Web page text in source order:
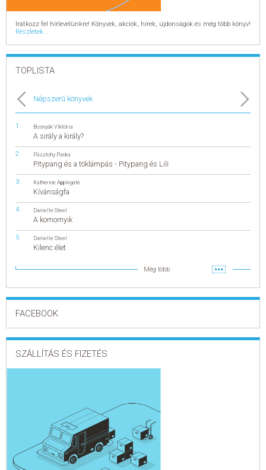
Iratkozz fel hírlevelünkre! Könyvek, akciók, hírek, újdonságok és még több könyv!
Részletek...
TOPLISTA
Népszerű könyvek
Bosnyák Viktória
A sirály a király?
Pásztohy Panka
Pitypang és a töklámpás - Pitypang és Lili
Katherine Applegate
Kívánságfa
Danielle Steel
A komornyik
Danielle Steel
Kilenc élet
Még több
FACEBOOK
SZÁLLÍTÁS ÉS FIZETÉS